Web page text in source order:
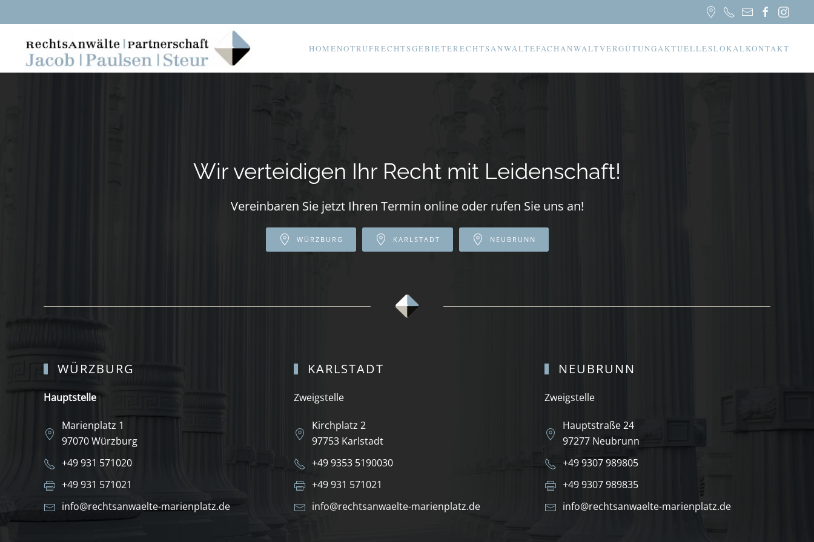
Skip to main content
HOMENOTRUFRECHTSGEBIETERECHTSANWÄLTEFACHANWALTVERGÜTUNGAKTUELLESLOKALKONTAKT
Wir verteidigen Ihr Recht mit Leidenschaft!
Vereinbaren Sie jetzt Ihren Termin online oder rufen Sie uns an!
WÜRZBURG KARLSTADT NEUBRUNN
WÜRZBURG
Hauptstelle
Marienplatz 1
97070 Würzburg
+49 931 571020
+49 931 571021
info@rechtsanwaelte-marienplatz.de
KARLSTADT
Zweigstelle
Kirchplatz 2
97753 Karlstadt
+49 9353 5190030
+49 931 571021
info@rechtsanwaelte-marienplatz.de
NEUBRUNN
Zweigstelle
Hauptstraße 24
97277 Neubrunn
+49 9307 989805
+49 9307 989835
info@rechtsanwaelte-marienplatz.de